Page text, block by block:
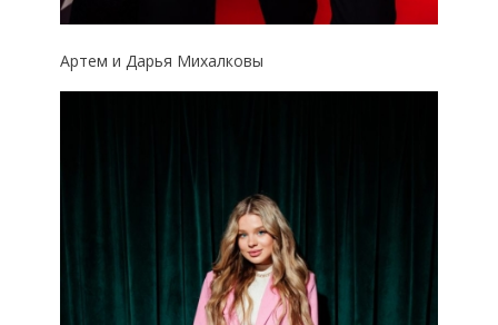
Артем и Дарья Михалковы